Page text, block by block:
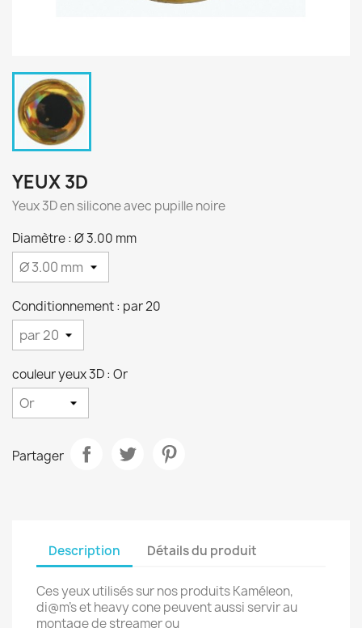
YEUX 3D
Yeux 3D en silicone avec pupille noire
Diamètre : Ø 3.00 mm
Conditionnement : par 20
couleur yeux 3D : Or
Partager
Description Détails du produit
Ces yeux utilisés sur nos produits Kaméleon,
di@m's et heavy cone peuvent aussi servir au
montage de streamer ou